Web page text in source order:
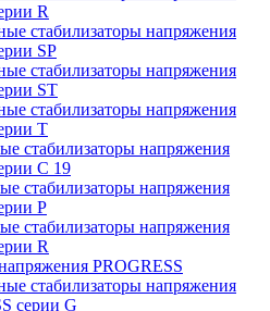
R
стабилизаторы напряжения
SP
стабилизаторы напряжения
ST
стабилизаторы напряжения
T
стабилизаторы напряжения
C 19
стабилизаторы напряжения
P
стабилизаторы напряжения
R
PROGRESS
стабилизаторы напряжения
серии G